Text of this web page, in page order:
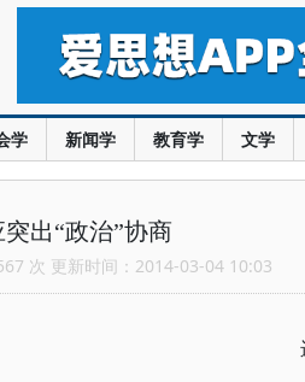
学 新闻学 教育学 文学
出“政治”协商
次 更新时间：2014-03-04 10:03